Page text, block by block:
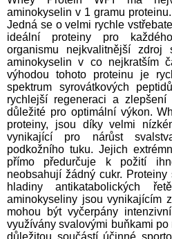
aminokyselin v 1 gramu
Jedná se o velmi rychle
ideální proteiny pro
organismu nejkvalitnější zdroj
aminokyselin v co nejkratším
výhodou tohoto proteinu je
spektrum syrovátkových
rychlejší regeneraci a
důležité pro optimální výkon.
proteiny, jsou díky velmi
vynikající pro nárůst
podkožního tuku. Jejich
přímo předurčuje k požití
neobsahují žádný cukr.
hladiny antikatabolických
aminokyseliny jsou vynikajícím
mohou být vyčerpány
využívány svalovými buňkami
důležitou součástí účinné